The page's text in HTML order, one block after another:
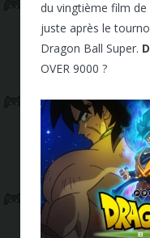
du vingtième film
juste après le
Dragon Ball Super.
OVER 9000 ?